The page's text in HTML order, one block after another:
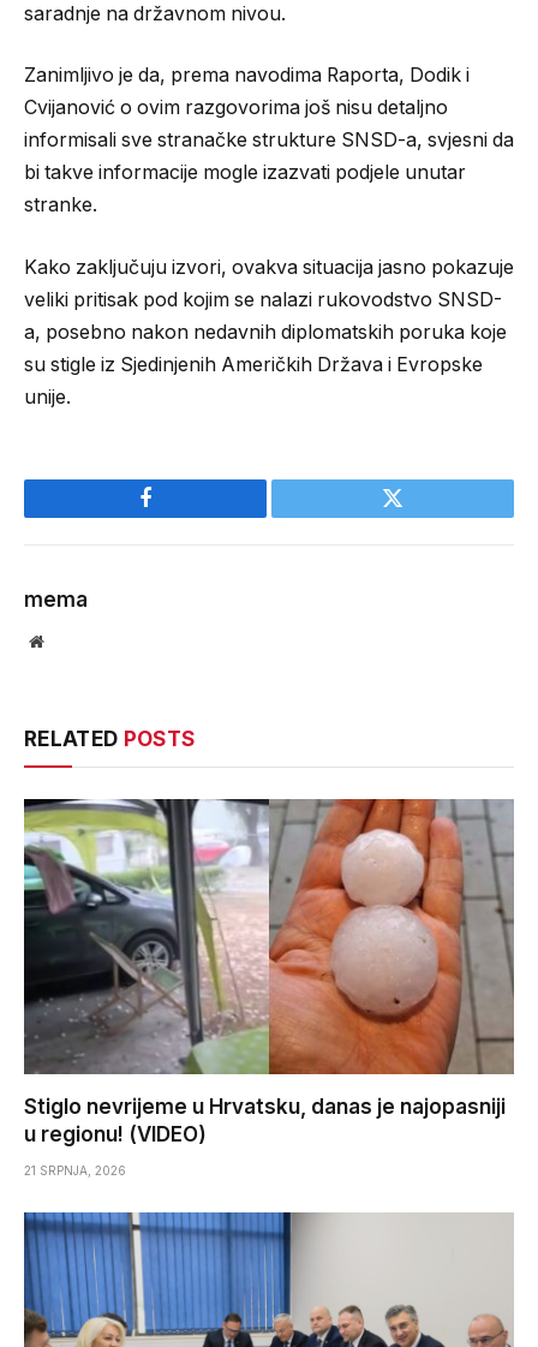
saradnje na državnom nivou.
Zanimljivo je da, prema navodima Raporta, Dodik i
Cvijanović o ovim razgovorima još nisu detaljno
informisali sve stranačke strukture SNSD-a, svjesni da
bi takve informacije mogle izazvati podjele unutar
stranke.
Kako zaključuju izvori, ovakva situacija jasno pokazuje
veliki pritisak pod kojim se nalazi rukovodstvo SNSD-
a, posebno nakon nedavnih diplomatskih poruka koje
su stigle iz Sjedinjenih Američkih Država i Evropske
unije.
Facebook Twitter
mema
Website
RELATED POSTS
Stiglo nevrijeme u Hrvatsku, danas je najopasniji
u regionu! (VIDEO)
21 SRPNJA, 2026